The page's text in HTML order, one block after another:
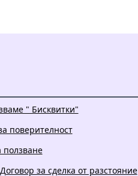
" Бисквитки"
поверителност
ползване
за сделка от разстояние